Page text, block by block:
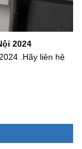
2024
.Hãy liên hệ